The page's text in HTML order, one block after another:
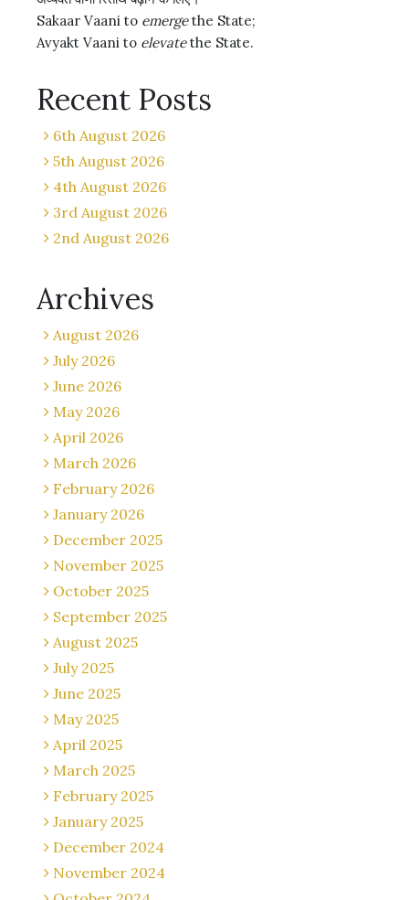
Sakaar Vaani to emergethe State;
Avyakt Vaani to elevatethe State.
Recent Posts
6th August 2026
5th August 2026
4th August 2026
3rd August 2026
2nd August 2026
Archives
August 2026
July 2026
June 2026
May 2026
April 2026
March 2026
February 2026
January 2026
December 2025
November 2025
October 2025
September 2025
August 2025
July 2025
June 2025
May 2025
April 2025
March 2025
February 2025
January 2025
December 2024
November 2024